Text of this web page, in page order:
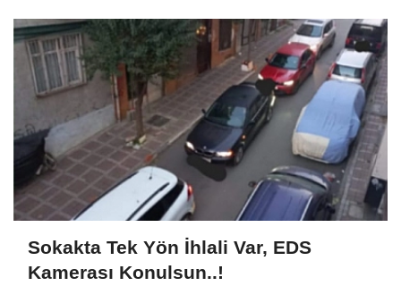
Sokakta Tek Yön İhlali Var, EDS
Kamerası Konulsun..!